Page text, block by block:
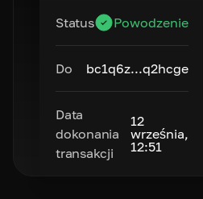
Status Powodzenie
Do bc1q6z...q2hcge
Data
dokonania
transakcji
12
września,
12:51